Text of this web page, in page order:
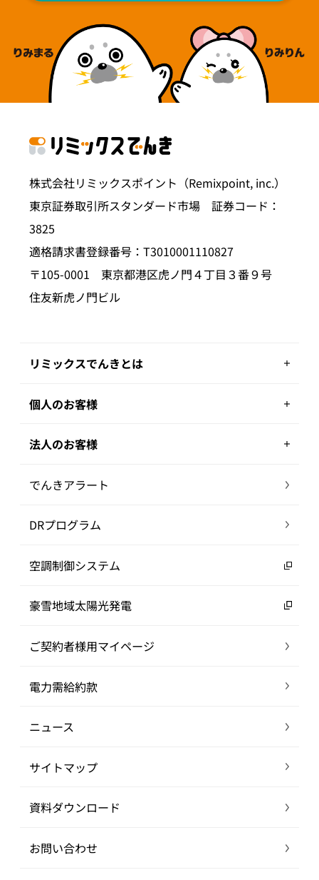
株式会社リミックスポイント（Remixpoint, inc.）
東京証券取引所スタンダード市場 証券コード：
3825
適格請求書登録番号：T3010001110827
〒105-0001 東京都港区虎ノ門４丁目３番９号
住友新虎ノ門ビル
リミックスでんきとは
個人のお客様
法人のお客様
でんきアラート
DRプログラム
空調制御システム
豪雪地域太陽光発電
ご契約者様用マイページ
電力需給約款
ニュース
サイトマップ
資料ダウンロード
お問い合わせ